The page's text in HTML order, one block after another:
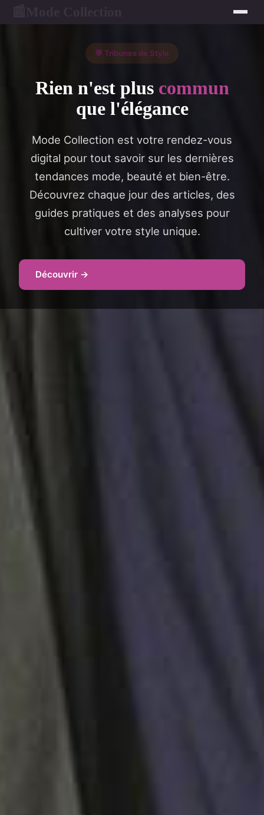
💬 Tribunes de Style
Rien n'est plus commun
que l'élégance
Mode Collection est votre rendez-vous
digital pour tout savoir sur les dernières
tendances mode, beauté et bien-être.
Découvrez chaque jour des articles, des
guides pratiques et des analyses pour
cultiver votre style unique.
Découvrir →